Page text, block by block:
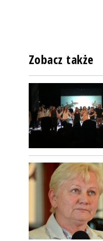
Zobacz także